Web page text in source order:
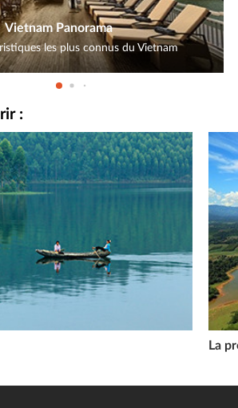
Vietnam Panorama
les plus connus du Vietnam
:
La